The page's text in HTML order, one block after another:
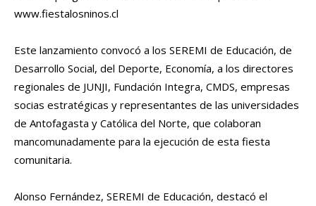
www.fiestalosninos.cl
Este lanzamiento convocó a los SEREMI de Educación, de
Desarrollo Social, del Deporte, Economía, a los directores
regionales de JUNJI, Fundación Integra, CMDS, empresas
socias estratégicas y representantes de las universidades
de Antofagasta y Católica del Norte, que colaboran
mancomunadamente para la ejecución de esta fiesta
comunitaria.
Alonso Fernández, SEREMI de Educación, destacó el